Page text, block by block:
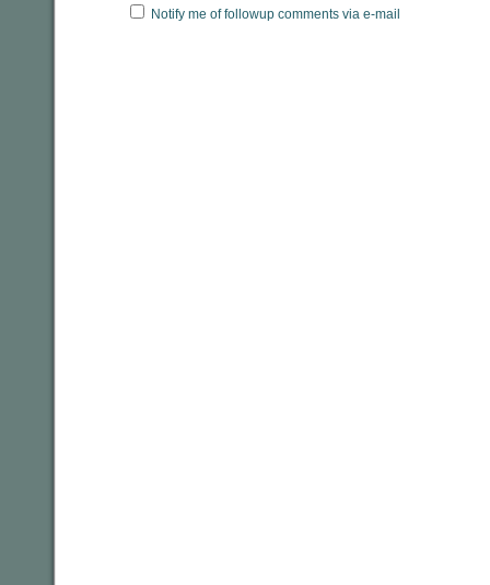
Notify me of followup comments via e-mail